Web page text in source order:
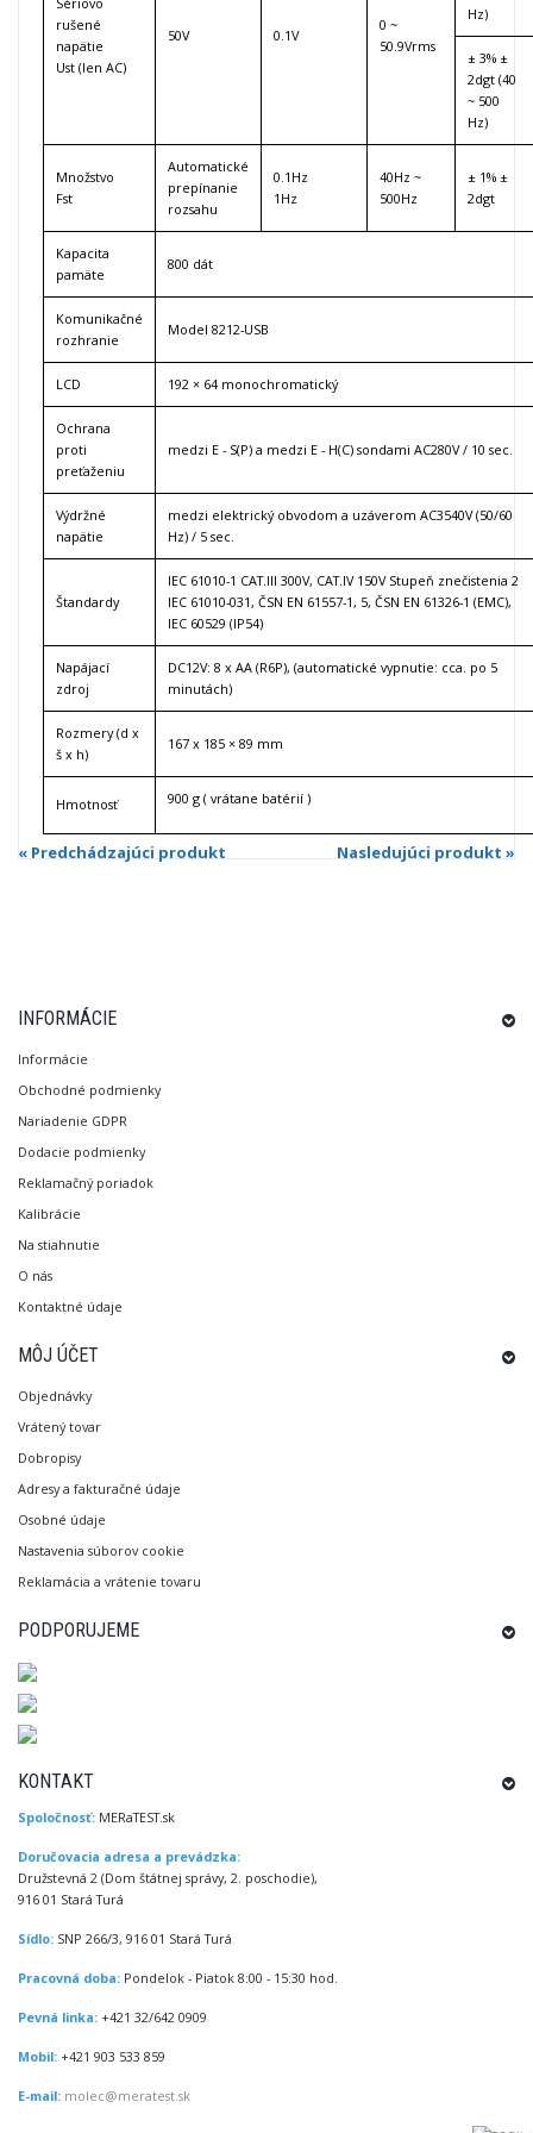
rušené
napätie
Ust (len AC)
50V 0.1V
0 ~
50.9Vrms
Hz)
± 3% ±
2dgt (40
~ 500
Hz)
Množstvo
Fst
Automatické
prepínanie
rozsahu
0.1Hz
1Hz
40Hz ~
500Hz
± 1% ±
2dgt
Kapacita
pamäte
800 dát
Komunikačné
rozhranie
Model 8212-USB
LCD 192 × 64 monochromatický
Ochrana
proti
preťaženiu
medzi E - S(P) a medzi E - H(C) sondami AC280V / 10 sec.
Výdržné
napätie
medzi elektrický obvodom a uzáverom AC3540V (50/60
Hz) / 5 sec.
Štandardy
IEC 61010-1 CAT.III 300V, CAT.IV 150V Stupeň znečistenia 2
IEC 61010-031, ČSN EN 61557-1, 5, ČSN EN 61326-1 (EMC),
IEC 60529 (IP54)
Napájací
zdroj
DC12V: 8 x AA (R6P), (automatické vypnutie: cca. po 5
minutách)
Rozmery (d x
š x h)
167 x 185 × 89 mm
Hmotnosť 900 g ( vrátane batérií )
« Predchádzajúci produkt Nasledujúci produkt »
INFORMÁCIE
Informácie
Obchodné podmienky
Nariadenie GDPR
Dodacie podmienky
Reklamačný poriadok
Kalibrácie
Na stiahnutie
O nás
Kontaktné údaje
MÔJ ÚČET
Objednávky
Vrátený tovar
Dobropisy
Adresy a fakturačné údaje
Osobné údaje
Nastavenia súborov cookie
Reklamácia a vrátenie tovaru
PODPORUJEME
KONTAKT
Spoločnosť: MERaTEST.sk
Doručovacia adresa a prevádzka:
Družstevná 2 (Dom štátnej správy, 2. poschodie),
916 01 Stará Turá
Sídlo: SNP 266/3, 916 01 Stará Turá
Pracovná doba: Pondelok - Piatok 8:00 - 15:30 hod.
Pevná linka: +421 32/642 0909
Mobil: +421 903 533 859
E-mail: molec@meratest.sk